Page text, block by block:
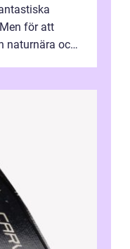
för att
naturnära och